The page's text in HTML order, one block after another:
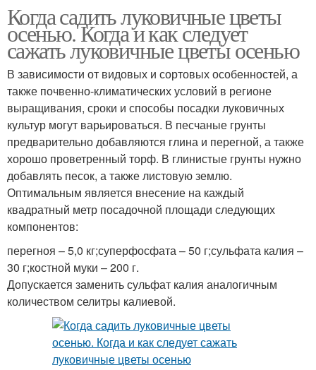
Когда садить луковичные цветы
осенью. Когда и как следует
сажать луковичные цветы осенью
В зависимости от видовых и сортовых особенностей, а
также почвенно-климатических условий в регионе
выращивания, сроки и способы посадки луковичных
культур могут варьироваться. В песчаные грунты
предварительно добавляются глина и перегной, а также
хорошо проветренный торф. В глинистые грунты нужно
добавлять песок, а также листовую землю.
Оптимальным является внесение на каждый
квадратный метр посадочной площади следующих
компонентов:
перегноя – 5,0 кг;суперфосфата – 50 г;сульфата калия –
30 г;костной муки – 200 г.
Допускается заменить сульфат калия аналогичным
количеством селитры калиевой.